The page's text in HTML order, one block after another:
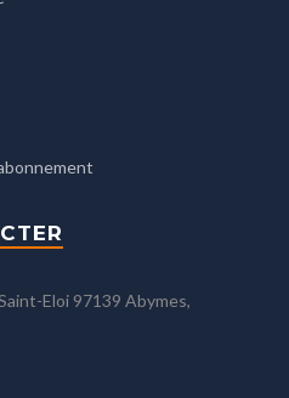
Eloi 97139 Abymes,